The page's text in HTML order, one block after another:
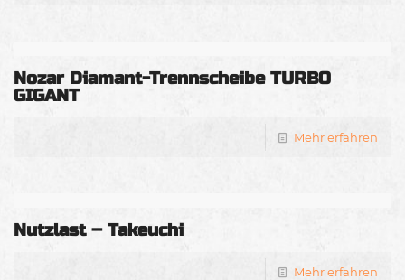
Nozar Diamant-Trennscheibe TURBO
GIGANT
Mehr erfahren
Nutzlast – Takeuchi
Mehr erfahren